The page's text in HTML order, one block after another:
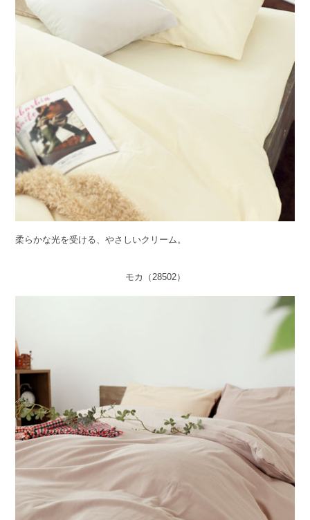
柔らかな光を受ける、やさしいクリーム。
モカ（28502）